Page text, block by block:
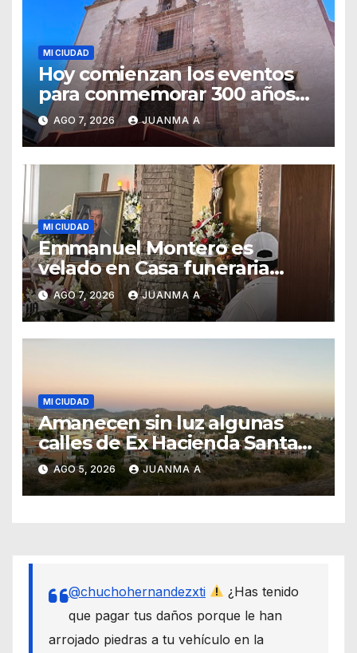
MI CIUDAD
Hoy comienzan los eventos
para conmemorar 300 años
del templo de San Roque
AGO 7, 2026 JUANMA A
MI CIUDAD
Emmanuel Montero es
velado en Casa funeraria
Forasté
AGO 7, 2026 JUANMA A
MI CIUDAD
Amanecen sin luz algunas
calles de Ex Hacienda Santa
Teresa
AGO 5, 2026 JUANMA A
@chuchohernandezxti
¿Has tenido
que pagar tus daños porque le han
arrojado piedras a tu vehículo en la